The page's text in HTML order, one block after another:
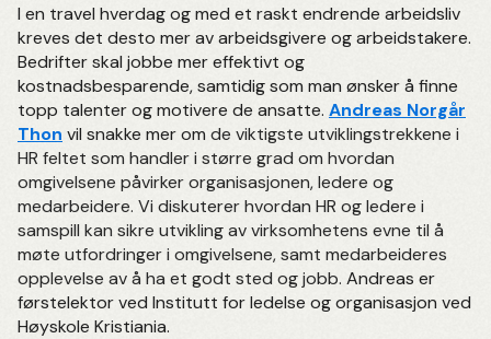
I en travel hverdag og med et raskt endrende arbeidsliv
kreves det desto mer av arbeidsgivere og arbeidstakere.
Bedrifter skal jobbe mer effektivt og
kostnadsbesparende, samtidig som man ønsker å finne
topp talenter og motivere de ansatte. Andreas Norgår
Thon vil snakke mer omde viktigste utviklingstrekkene i
HR feltet som handler i større grad om hvordan
omgivelsene påvirker organisasjonen, ledere og
medarbeidere. Vi diskuterer hvordan HR og ledere i
samspill kan sikre utvikling av virksomhetens evne til å
møte utfordringer i omgivelsene, samt medarbeideres
opplevelse av å ha et godt sted og jobb. Andreas er
førstelektor ved Institutt for ledelse og organisasjon ved
Høyskole Kristiania.